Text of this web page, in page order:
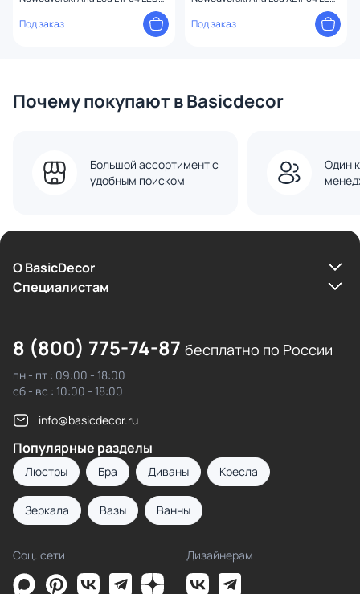
Под заказ
Под заказ
Почему покупают в Basicdecor
Большой ассортимент с
удобным поиском
Один
О BasicDecor
Cпециалистам
8 (800) 775-74-87 бесплатно по России
пн - пт : 09:00 - 18:00
сб - вс : 10:00 - 18:00
info@basicdecor.ru
Популярные разделы
Люстры Бра Диваны Кресла
Зеркала Вазы Ванны
Соц. сети Дизайнерам